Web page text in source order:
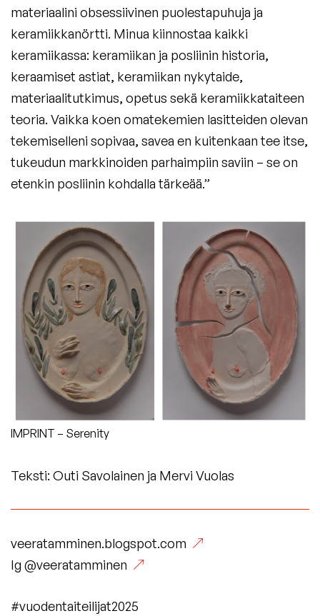
materiaalini obsessiivinen puolestapuhuja ja
keramiikkanörtti. Minua kiinnostaa kaikki
keramiikassa: keramiikan ja posliinin historia,
keraamiset astiat, keramiikan nykytaide,
materiaalitutkimus, opetus sekä keramiikkataiteen
teoria. Vaikka koen omatekemien lasitteiden olevan
tekemiselleni sopivaa, savea en kuitenkaan tee itse,
tukeudun markkinoiden parhaimpiin saviin – se on
etenkin posliinin kohdalla tärkeää.”
IMPRINT – Serenity
Teksti: Outi Savolainen ja Mervi Vuolas
veeratamminen.blogspot.com (Vieraile
Ig @veeratamminen (Vieraile
sivustolla.
#vuodentaiteilijat2025